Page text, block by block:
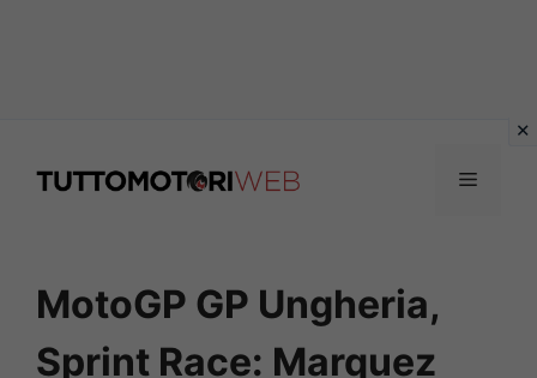
Menu
MotoGP GP Ungheria,
Sprint Race: Marquez